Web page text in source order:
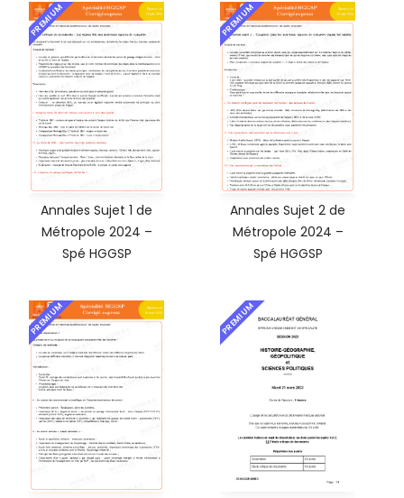
PREMIUM
Annales Sujet 1 de
Métropole 2024 –
Spé HGGSP
PREMIUM
Annales Sujet 2 de
Métropole 2024 –
Spé HGGSP
PREMIUM PREMIUM